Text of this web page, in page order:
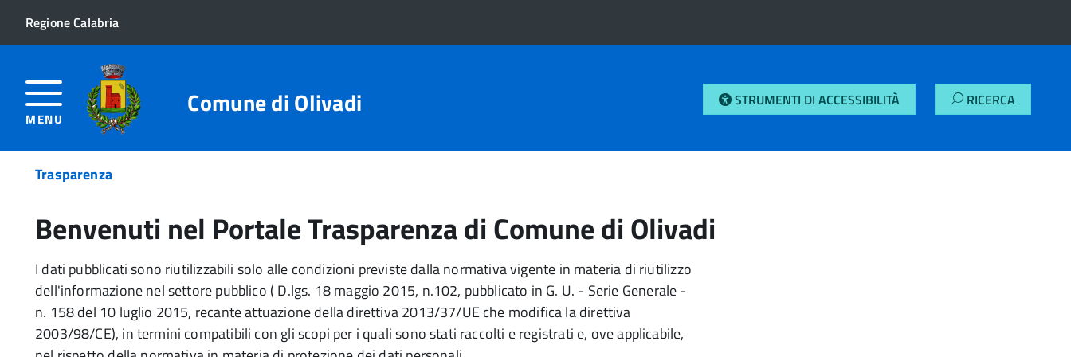
Regione Calabria
MENU Comune di Olivadi STRUMENTI DI ACCESSIBILITÀ RICERCA
Trasparenza
Benvenuti nel Portale Trasparenza di Comune di Olivadi
I dati pubblicati sono riutilizzabili solo alle condizioni previste dalla normativa vigente in materia di riutilizzo
dell'informazione nel settore pubblico ( D.lgs. 18 maggio 2015, n.102, pubblicato in G. U. - Serie Generale -
n. 158 del 10 luglio 2015, recante attuazione della direttiva 2013/37/UE che modifica la direttiva
2003/98/CE), in termini compatibili con gli scopi per i quali sono stati raccolti e registrati e, ove applicabile,